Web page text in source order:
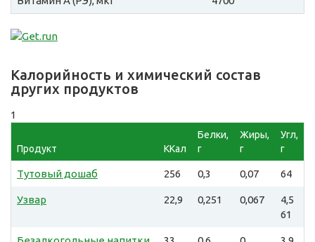
Калорийность и химический состав
других продуктов
1
Продукт ККал
Белки,
г
Жиры,
г
Угл,
г
Тутовый дошаб 256 0,3 0,07 64
Узвар 22,9 0,251 0,067
4,5
61